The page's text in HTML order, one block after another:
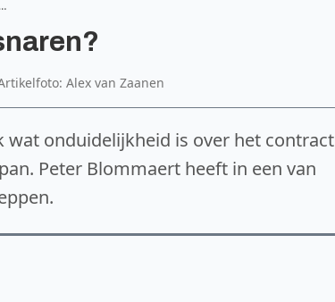
Alex van Zaanen
wat onduidelijkheid is over het contract
Peter Blommaert heeft in een van